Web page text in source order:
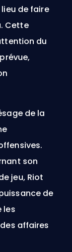
de faire
Cette
du
de la
son
jeu, Riot
de
les
affaires